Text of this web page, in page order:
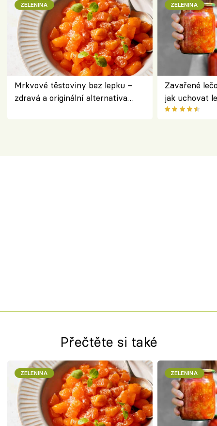
ZELENINA
Mrkvové těstoviny bez lepku –
zdravá a originální alternativa
ZELENINA
Zavařené
jak uchovat
Přečtěte si také
ZELENINA ZELENINA